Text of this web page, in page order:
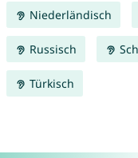
Niederländisch
Russisch
Türkisch